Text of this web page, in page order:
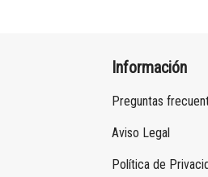
Información
Preguntas
Aviso Legal
Política de